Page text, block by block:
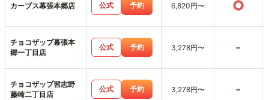
カーブス幕張本郷店 公式 予約 6,820円〜 ○
チョコザップ幕張本
郷一丁目店
公式 予約 3,278円〜 -
チョコザップ習志野
藤崎二丁目店
公式 予約 3,278円〜 -